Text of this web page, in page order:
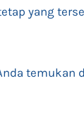
yang
temukan